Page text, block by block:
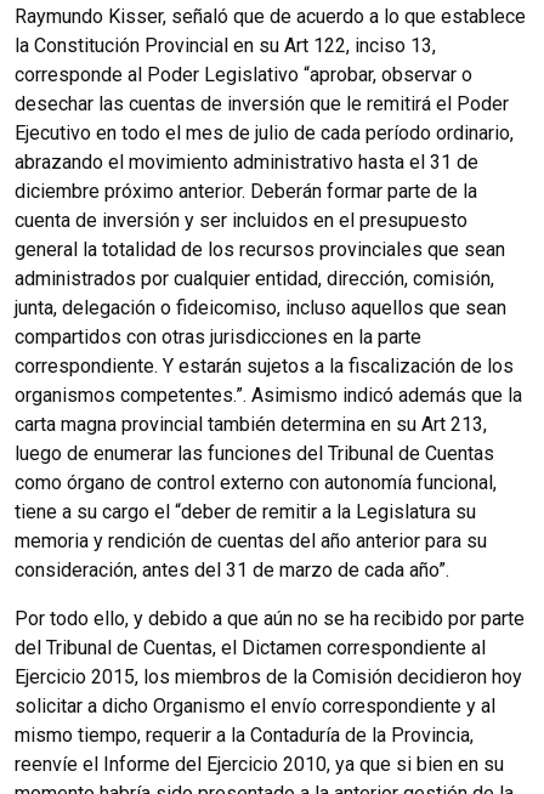
Raymundo Kisser, señaló que de acuerdo a lo que establece
la Constitución Provincial en su Art 122, inciso 13,
corresponde al Poder Legislativo “aprobar, observar o
desechar las cuentas de inversión que le remitirá el Poder
Ejecutivo en todo el mes de julio de cada período ordinario,
abrazando el movimiento administrativo hasta el 31 de
diciembre próximo anterior. Deberán formar parte de la
cuenta de inversión y ser incluidos en el presupuesto
general la totalidad de los recursos provinciales que sean
administrados por cualquier entidad, dirección, comisión,
junta, delegación o fideicomiso, incluso aquellos que sean
compartidos con otras jurisdicciones en la parte
correspondiente. Y estarán sujetos a la fiscalización de los
organismos competentes.”. Asimismo indicó además que la
carta magna provincial también determina en su Art 213,
luego de enumerar las funciones del Tribunal de Cuentas
como órgano de control externo con autonomía funcional,
tiene a su cargo el “deber de remitir a la Legislatura su
memoria y rendición de cuentas del año anterior para su
consideración, antes del 31 de marzo de cada año”.
Por todo ello, y debido a que aún no se ha recibido por parte
del Tribunal de Cuentas, el Dictamen correspondiente al
Ejercicio 2015, los miembros de la Comisión decidieron hoy
solicitar a dicho Organismo el envío correspondiente y al
mismo tiempo, requerir a la Contaduría de la Provincia,
reenvíe el Informe del Ejercicio 2010, ya que si bien en su